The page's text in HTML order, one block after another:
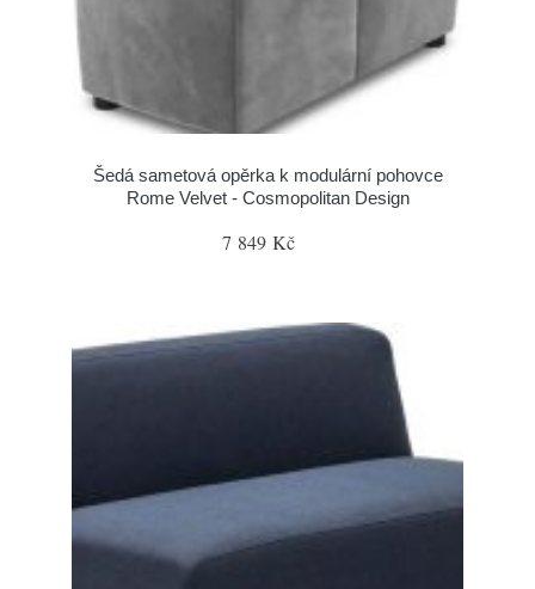
Šedá sametová opěrka k modulární pohovce
Rome Velvet - Cosmopolitan Design
7 849 Kč